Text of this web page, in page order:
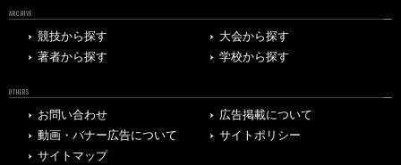
ARCHIVE
競技から探す
大会から探す
著者から探す
学校から探す
OTHERS
お問い合わせ
広告掲載について
動画・バナー広告について
サイトポリシー
サイトマップ